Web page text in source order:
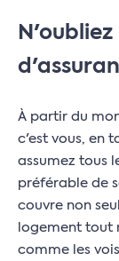
À partir du
c'est vous, en
assumez tous
préférable de
couvre non
logement tout
comme les